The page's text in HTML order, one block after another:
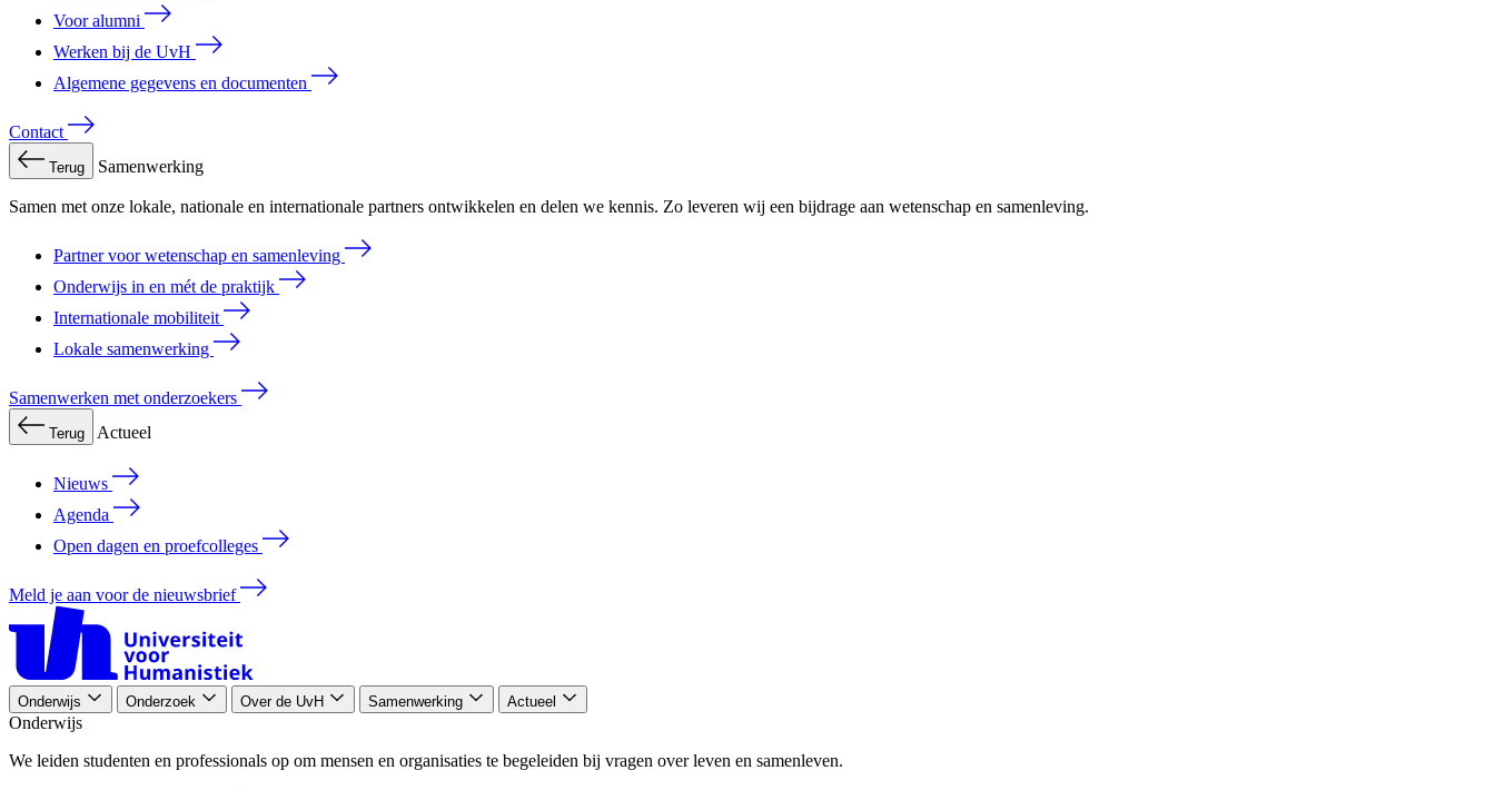
Voor alumni
Werken bij de UvH
Algemene gegevens en documenten
Contact
Terug Samenwerking
Samen met onze lokale, nationale en internationale partners ontwikkelen en delen we kennis. Zo leveren wij een bijdrage aan wetenschap en samenleving.
Partner voor wetenschap en samenleving
Onderwijs in en mét de praktijk
Internationale mobiliteit
Lokale samenwerking
Samenwerken met onderzoekers
Terug Actueel
Nieuws
Agenda
Open dagen en proefcolleges
Meld je aan voor de nieuwsbrief
Onderwijs Onderzoek Over de UvH Samenwerking Actueel
Onderwijs
We leiden studenten en professionals op om mensen en organisaties te begeleiden bij vragen over leven en samenleven.